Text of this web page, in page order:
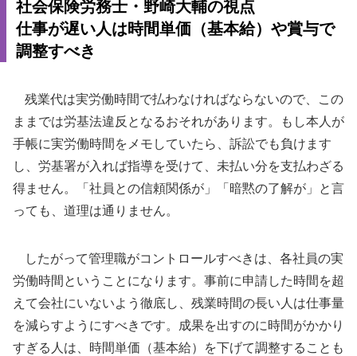
社会保険労務士・野崎大輔の視点
仕事が遅い人は時間単価（基本給）や賞与で
調整すべき
残業代は実労働時間で払わなければならないので、この
ままでは労基法違反となるおそれがあります。もし本人が
手帳に実労働時間をメモしていたら、訴訟でも負けます
し、労基署が入れば指導を受けて、未払い分を支払わざる
得ません。「社員との信頼関係が」「暗黙の了解が」と言
っても、道理は通りません。
したがって管理職がコントロールすべきは、各社員の実
労働時間ということになります。事前に申請した時間を超
えて会社にいないよう徹底し、残業時間の長い人は仕事量
を減らすようにすべきです。成果を出すのに時間がかかり
すぎる人は、時間単価（基本給）を下げて調整することも